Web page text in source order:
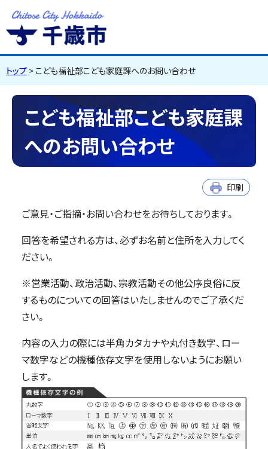
千歳市Chitose City
Hokkaido
トップ > こども福祉部こども家庭課へのお問い合わせ
こども福祉部こども家庭課
へのお問い合わせ
印刷
ご意見・ご指摘・お問い合わせをお待ちしております。
回答を希望される方は、必ずお名前と住所を入力してく
ださい。
※営業活動、政治活動、宗教活動その他公序良俗に反
するものについての回答はいたしませんのでご了承くだ
さい。
内容の入力の際には半角カタカナや丸付き数字、ロー
マ数字などの機種依存文字を使用しないようにお願い
します。